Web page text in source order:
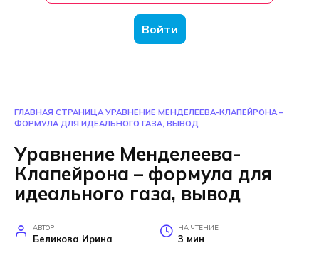
Войти
ГЛАВНАЯ СТРАНИЦА УРАВНЕНИЕ МЕНДЕЛЕЕВА-КЛАПЕЙРОНА –
ФОРМУЛА ДЛЯ ИДЕАЛЬНОГО ГАЗА, ВЫВОД
Уравнение Менделеева-
Клапейрона – формула для
идеального газа, вывод
АВТОР
Беликова Ирина
НА ЧТЕНИЕ
3 мин